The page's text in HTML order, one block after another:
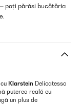
poți părăsi bucătăria
Klarstein Delicatessa
puterea reală cu
un plus de